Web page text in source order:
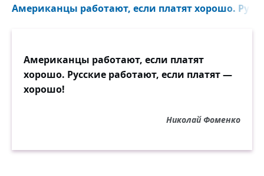
Американцы работают, если платят хорошо.
Американцы работают, если платят
хорошо. Русские работают, если платят —
хорошо!
Николай Фоменко